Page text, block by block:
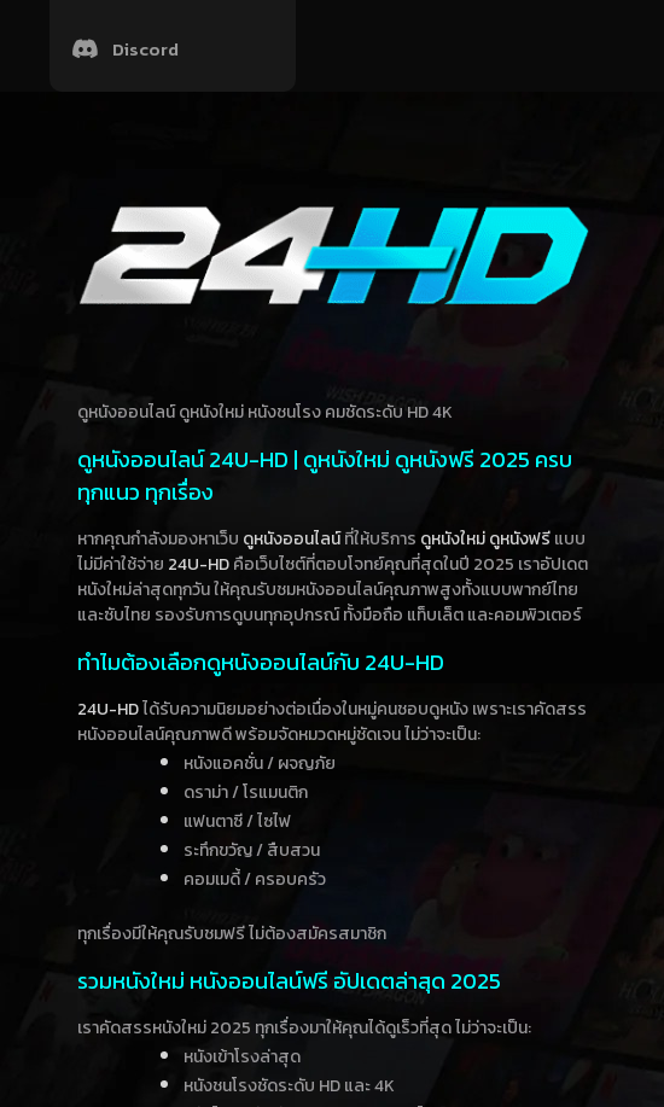
Discord
ดูหนังออนไลน์ ดูหนังใหม่ หนังชนโรง คมชัดระดับ HD 4K
ดูหนังออนไลน์ 24U-HD | ดูหนังใหม่ ดูหนังฟรี 2025 ครบ
ทุกแนว ทุกเรื่อง
หากคุณกำลังมองหาเว็บ ดูหนังออนไลน์ที่ให้บริการ ดูหนังใหม่ดูหนังฟรีแบบ
ไม่มีค่าใช้จ่าย 24U-HDคือเว็บไซต์ที่ตอบโจทย์คุณที่สุดในปี 2025 เราอัปเดต
หนังใหม่ล่าสุดทุกวัน ให้คุณรับชมหนังออนไลน์คุณภาพสูงทั้งแบบพากย์ไทย
และซับไทย รองรับการดูบนทุกอุปกรณ์ ทั้งมือถือ แท็บเล็ต และคอมพิวเตอร์
ทำไมต้องเลือกดูหนังออนไลน์กับ 24U-HD
24U-HDได้รับความนิยมอย่างต่อเนื่องในหมู่คนชอบดูหนัง เพราะเราคัดสรร
หนังออนไลน์คุณภาพดี พร้อมจัดหมวดหมู่ชัดเจน ไม่ว่าจะเป็น:
หนังแอคชั่น / ผจญภัย
ดราม่า / โรแมนติก
แฟนตาซี / ไซไฟ
ระทึกขวัญ / สืบสวน
คอมเมดี้ / ครอบครัว
ทุกเรื่องมีให้คุณรับชมฟรี ไม่ต้องสมัครสมาชิก
รวมหนังใหม่ หนังออนไลน์ฟรี อัปเดตล่าสุด 2025
เราคัดสรรหนังใหม่ 2025 ทุกเรื่องมาให้คุณได้ดูเร็วที่สุด ไม่ว่าจะเป็น:
หนังเข้าโรงล่าสุด
หนังชนโรงชัดระดับ HD และ 4K